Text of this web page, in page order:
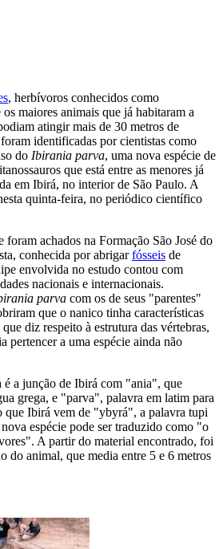
, herbívoros conhecidos como
maiores animais que já habitaram a
atingir mais de 30 metros de
identificadas por cientistas como
do Ibirania parva, uma nova espécie de
que está entre as menores já
em Ibirá, no interior de São Paulo. A
quinta-feira, no periódico científico
foram achados na Formação São José do
conhecida por abrigarfósseis de
envolvida no estudo contou com
nacionais e internacionais.
parva com os de seus "parentes"
que o nanico tinha características
diz respeito à estrutura das vértebras,
pertencer a uma espécie ainda não
é a junção de Ibirá com "ania", que
grega, e "parva", palavra em latim para
que Ibirá vem de "ybyrá", a palavra tupi
espécie pode ser traduzido como "o
A partir do material encontrado, foi
do animal, que media entre 5 e 6 metros